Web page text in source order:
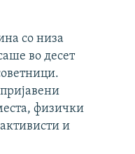
со низа
во десет
физички
и